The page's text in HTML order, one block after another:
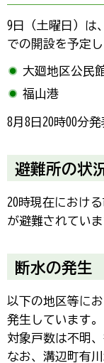
9日（土曜日）は
での開設を予定し
大廻地区公民
福山港
8月8日20時00分
避難所の状
20時現在におけ
が避難されていま
断水の発生
以下の地区等に
発生しています。
対象戸数は不明
なお、溝辺町有